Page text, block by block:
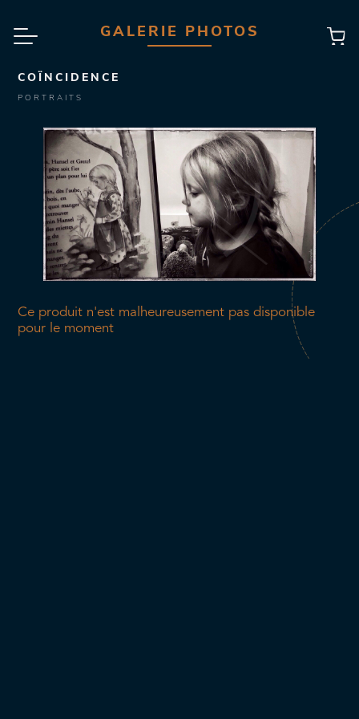
GALERIE PHOTOS
COÏNCIDENCE
PORTRAITS
Ce produit n'est malheureusement pas disponible
pour le moment